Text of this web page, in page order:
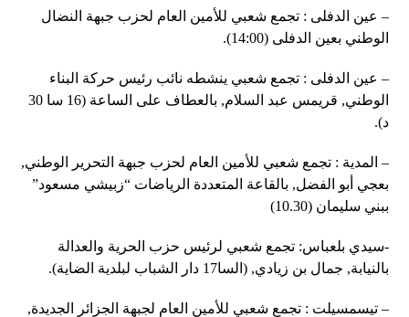
– عين الدفلى : تجمع شعبي للأمين العام لحزب جبهة النضال
الوطني بعين الدفلى (14:00).
– عين الدفلى : تجمع شعبي ينشطه نائب رئيس حركة البناء
الوطني, قريمس عبد السلام, بالعطاف على الساعة (16 سا 30
د).
– المدية : تجمع شعبي للأمين العام لحزب جبهة التحرير الوطني,
بعجي أبو الفضل, بالقاعة المتعددة الرياضات “زبيشي مسعود”
ببني سليمان (10.30)
-سيدي بلعباس: تجمع شعبي لرئيس حزب الحرية والعدالة
بالنيابة, جمال بن زيادي, (السا17 دار الشباب لبلدية الضاية).
– تيسمسيلت : تجمع شعبي للأمين العام لجبهة الجزائر الجديدة,